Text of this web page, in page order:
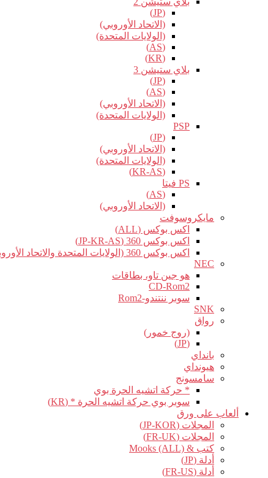
(JP)
(الاتحاد الأوروبي)
(الولايات المتحدة)
(AS)
(KR)
بلاي ستيشن 3
(JP)
(AS)
(الاتحاد الأوروبي)
(الولايات المتحدة)
PSP
(JP)
(الاتحاد الأوروبي)
(الولايات المتحدة)
(KR-AS)
PS فيتا
(AS)
(الاتحاد الأوروبي)
مايكروسوفت
اكس بوكس (ALL)
اكس بوكس 360 (JP-KR-AS)
اكس بوكس 360 (الولايات المتحدة والاتحاد الأوروبي)
NEC
هو جين تاو، بطاقات
CD-Rom2
سوبر ننتندو-Rom2
SNK
رواق
(روج خمور)
(JP)
بانداي
هيونداي
سامسونج
* حركة اتشيه الحرة بوي
سوبر بوي حركة اتشيه الحرة * (KR)
ألعاب على ورق
المجلات (JP-KOR)
المجلات (FR-UK)
كتب & Mooks (ALL)
أدلة (JP)
أدلة (FR-US)